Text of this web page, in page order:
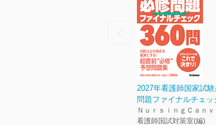
2027年看護師国家試
問題ファイナルチェッ
ＮｕｒｓｉｎｇＣａｎｖ
看護師国試対策室(編)